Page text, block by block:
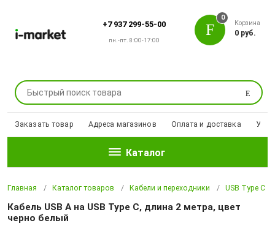
+7 937 299-55-00
пн.-пт. 8:00-17:00
Поиск
0
Корзина
0 руб.
Заказать товар Адреса магазинов Оплата и доставка
Каталог
Главная Каталог товаров Кабели и переходники USB Type С
Кабель USB A на USB Type C, длина 2 метра, цвет
черно белый